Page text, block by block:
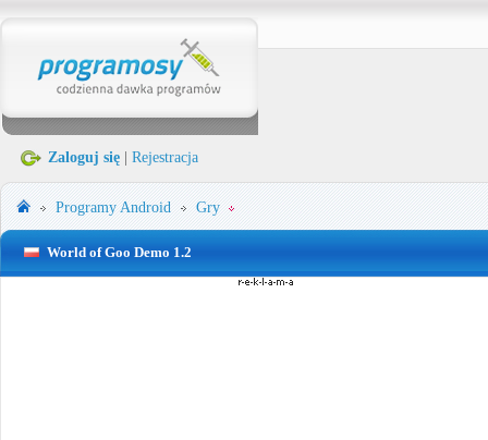
Zaloguj się Rejestracja
ProgramyAndroid Gry
World of Goo Demo 1.2